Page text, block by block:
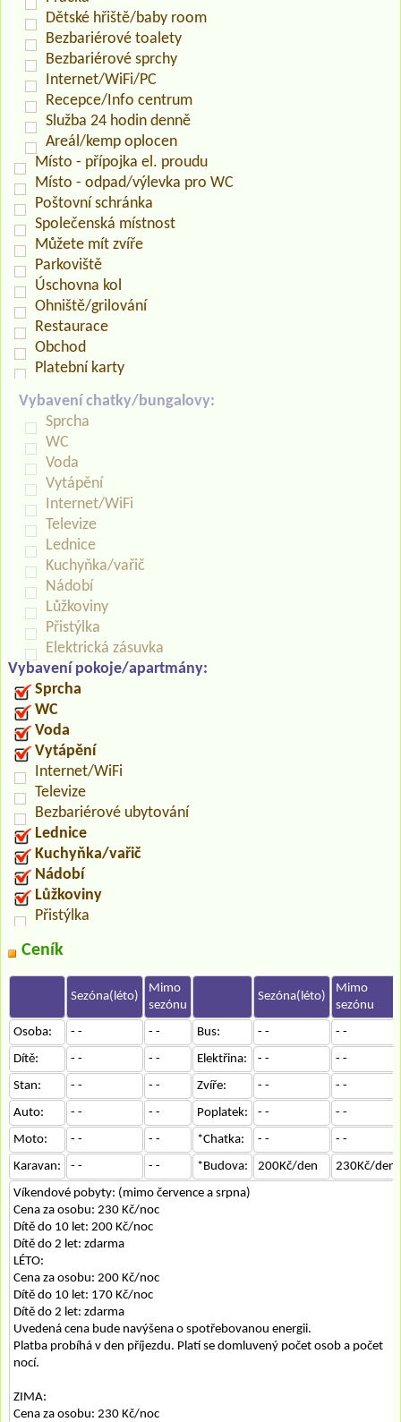
Dětské hřiště/baby room
Bezbariérové toalety
Bezbariérové sprchy
Internet/WiFi/PC
Recepce/Info centrum
Služba 24 hodin denně
Areál/kemp oplocen
Místo - přípojka el. proudu
Místo - odpad/výlevka pro WC
Poštovní schránka
Společenská místnost
Můžete mít zvíře
Parkoviště
Úschovna kol
Ohniště/grilování
Restaurace
Obchod
Platební karty
Vybavení chatky/bungalovy:
Sprcha
WC
Voda
Vytápění
Internet/WiFi
Televize
Lednice
Kuchyňka/vařič
Nádobí
Lůžkoviny
Přistýlka
Elektrická zásuvka
Vybavení pokoje/apartmány:
Sprcha
WC
Voda
Vytápění
Internet/WiFi
Televize
Bezbariérové ubytování
Lednice
Kuchyňka/vařič
Nádobí
Lůžkoviny
Přistýlka
Ceník
Sezóna(léto)
Mimo
sezónu
Sezóna(léto)
Mimo
sezónu
Osoba:
- - - - Bus: - -
- -
Dítě:
- - - - Elektřina: - -
- -
Stan:
- - - - Zvíře: - -
- -
Auto:
- - - - Poplatek: - -
- -
Moto:
- - - - *Chatka: - -
- -
Karavan:
- - - - *Budova: 200Kč/den
230Kč/den
Víkendové pobyty: (mimo července a srpna)
Cena za osobu: 230 Kč/noc
Dítě do 10 let: 200 Kč/noc
Dítě do 2 let: zdarma
LÉTO:
Cena za osobu: 200 Kč/noc
Dítě do 10 let: 170 Kč/noc
Dítě do 2 let: zdarma
Uvedená cena bude navýšena o spotřebovanou energii.
Platba probíhá v den příjezdu. Platí se domluvený počet osob a počet
nocí.
ZIMA:
Cena za osobu: 230 Kč/noc